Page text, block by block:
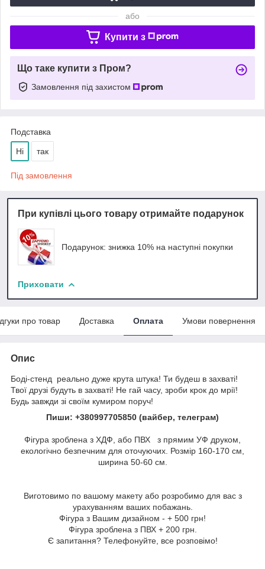
або
Купити з
Що таке купити з Пром?
Замовлення під захистом
Подставка
Ні так
Під замовлення
При купівлі цього товару отримайте подарунок
Подарунок: знижка 10% на наступні покупки
Приховати
про товар Доставка Оплата Умови повернення
Опис
Боді-стенд реально дуже крута штука! Ти будеш в захваті!
Твої друзі будуть в захваті! Не гай часу, зроби крок до мрії!
Будь завжди зі своїм кумиром поруч!
Пиши: +380997705850 (вайбер, телеграм)
Фігура зроблена з ХДФ, або ПВХ з прямим УФ друком,
екологічно безпечним для оточуючих. Розмір 160-170 см,
ширина 50-60 см.
Виготовимо по вашому макету або розробимо для вас з
урахуванням ваших побажань.
Фігура з Вашим дизайном - + 500 грн!
Фігура зроблена з ПВХ + 200 грн.
Є запитання? Телефонуйте, все розповімо!